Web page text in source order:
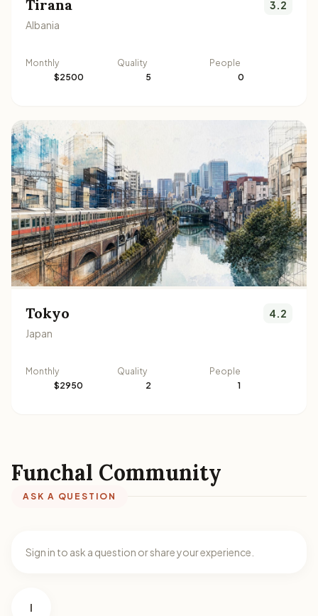
Tirana
Albania
3.2
Monthly
$2500
Quality
5
People
0
Tokyo
Japan
4.2
Monthly
$2950
Quality
2
People
1
Funchal Community
ASK A QUESTION
Sign in to ask a question or share your experience.
I